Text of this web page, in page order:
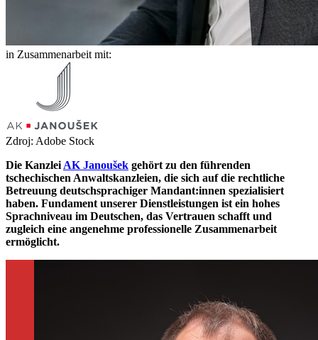
in Zusammenarbeit mit:
Zdroj: Adobe Stock
Die Kanzlei AK Janoušek gehört zu den führenden
tschechischen Anwaltskanzleien, die sich auf die rechtliche
Betreuung deutschsprachiger Mandant:innen spezialisiert
haben. Fundament unserer Dienstleistungen ist ein hohes
Sprachniveau im Deutschen, das Vertrauen schafft und
zugleich eine angenehme professionelle Zusammenarbeit
ermöglicht.